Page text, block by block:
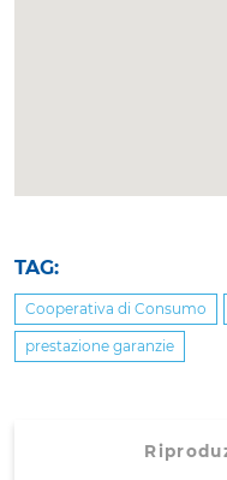
TAG:
Cooperativa di Consumo
prestazione garanzie